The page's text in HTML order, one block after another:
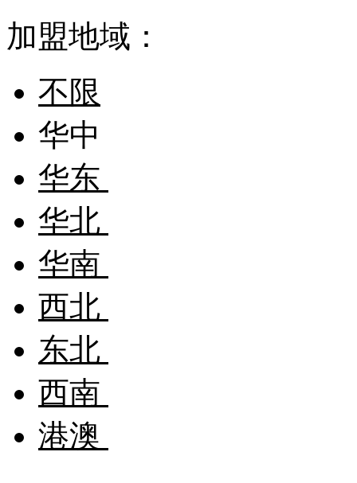
加盟地域：
不限
华中
华东
华北
华南
西北
东北
西南
港澳